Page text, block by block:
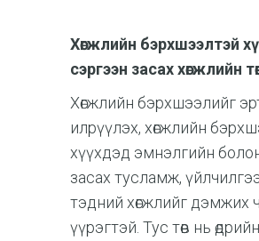
Хөгжлийн бэрхшээлтэй
сэргээн засах хөгжлийн
Хөгжлийн бэрхшээлийг
илрүүлэх, хөгжлийн
хүүхдэд эмнэлгийн
засах тусламж,
тэдний хөгжлийг дэмжих
үүрэгтэй. Тус төв нь